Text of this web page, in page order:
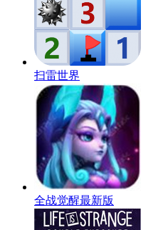
扫雷世界
全战觉醒最新版